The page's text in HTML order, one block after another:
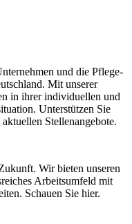
und die Pflege-
Mit unserer
in ihrer individuellen und
Unterstützen Sie
Stellenangebote.
Wir bieten unseren
Arbeitsumfeld mit
Schauen Sie hier.